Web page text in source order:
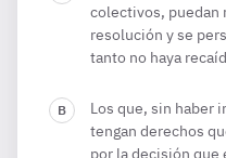
colectivos, puedan
resolución y se
tanto no haya
Los que, sin haber
tengan derechos
por la decisión que